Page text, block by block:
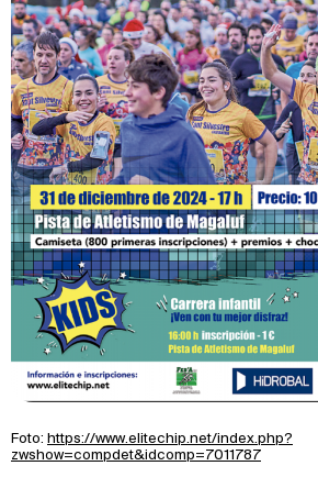
Foto: https://www.elitechip.net/index.php?
zwshow=compdet&idcomp=7011787